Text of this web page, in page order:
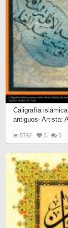
Caligrafía
antiguos- Artista:
5792 3 0